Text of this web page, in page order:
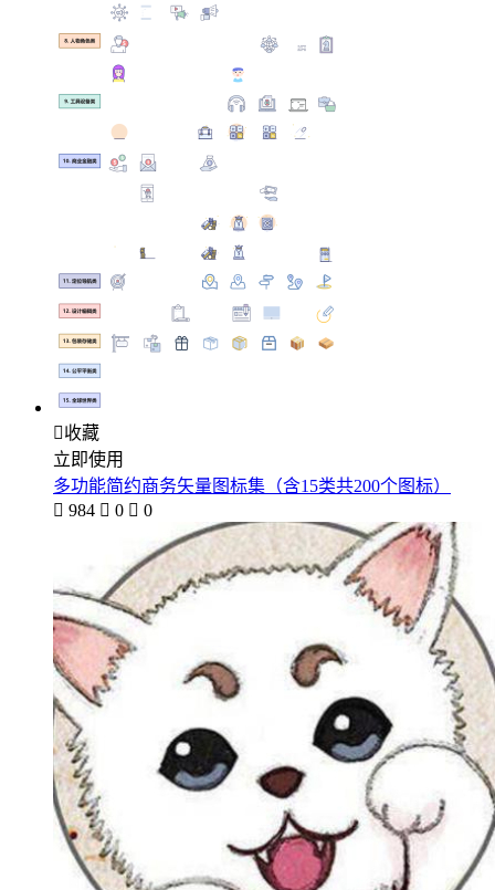
收藏
立即使用
多功能简约商务矢量图标集（含15类共200个图标）
 984  0  0